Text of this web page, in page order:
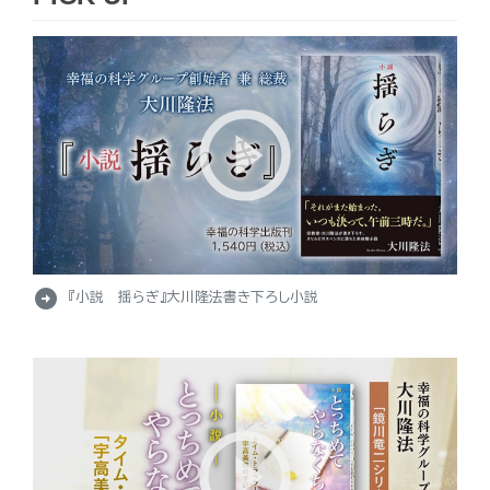
arrow_circle_right 『小説 揺らぎ』大川隆法書き下ろし小説